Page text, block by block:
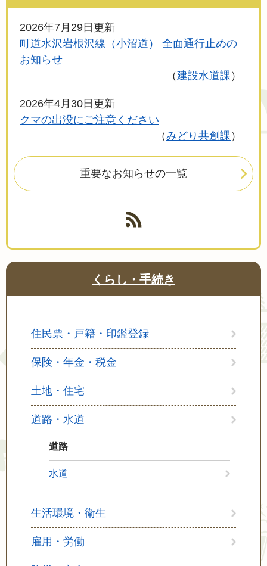
2026年7月29日更新
町道水沢岩根沢線（小沼道） 全面通行止めの
お知らせ
建設水道課
2026年4月30日更新
クマの出没にご注意ください
みどり共創課
重要なお知らせの一覧
くらし・手続き
住民票・戸籍・印鑑登録
保険・年金・税金
土地・住宅
道路・水道
道路
水道
生活環境・衛生
雇用・労働